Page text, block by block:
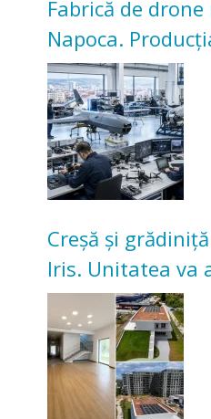
Fabrică de
Napoca.
înceapă în
Creșă și
Iris. Unitatea va
pentru copii